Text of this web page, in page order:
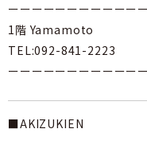
ーーーーーーーーーーー
1階 Yamamoto
TEL:092-841-2223
ーーーーーーーーーーー
■AKIZUKIEN